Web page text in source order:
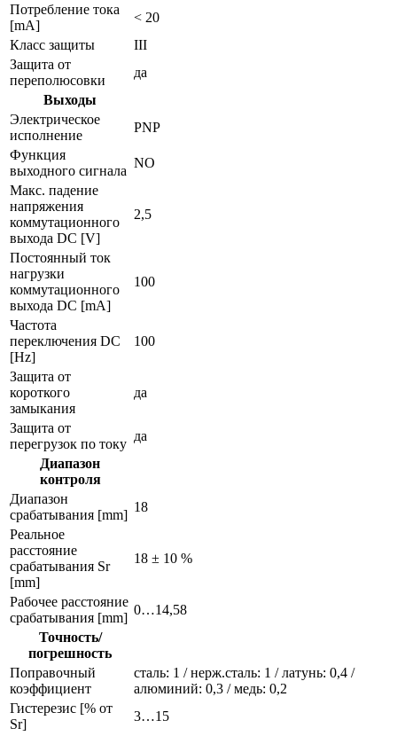
Потребление тока
[mA]
< 20
Класс защиты
III
Защита от
переполюсовки
да
Выходы
Электрическое
исполнение
PNP
Функция
выходного сигнала
NO
Макс. падение
напряжения
коммутационного
выхода DC [V]
2,5
Постоянный ток
нагрузки
коммутационного
выхода DC [mA]
100
Частота
переключения DC
[Hz]
100
Защита от
короткого
замыкания
да
Защита от
перегрузок по току
да
Диапазон
контроля
Диапазон
срабатывания [mm]
18
Реальное
расстояние
срабатывания Sr
[mm]
18 ± 10 %
Рабочее расстояние
срабатывания [mm]
0…14,58
Точность/
погрешность
Поправочный
коэффициент
сталь: 1 / нерж.сталь: 1 / латунь: 0,4 /
алюминий: 0,3 / медь: 0,2
Гистерезис [% от
Sr]
3…15